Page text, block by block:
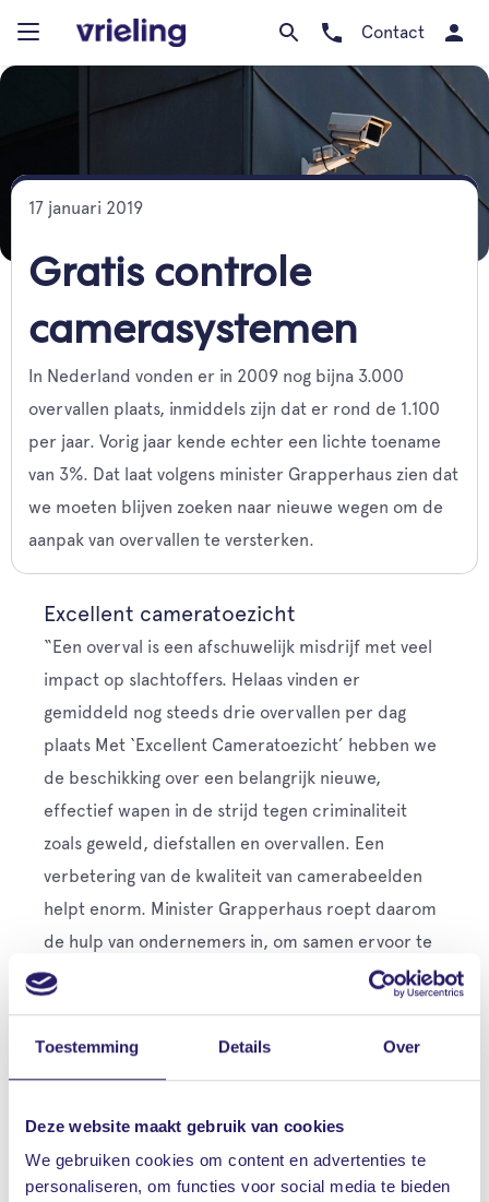
Toestemming Details Over
Deze website maakt gebruik van cookies
We gebruiken cookies om content en advertenties te
personaliseren, om functies voor social media te bieden
Contact
17 januari 2019
Gratis controle
camerasystemen
In Nederland vonden er in 2009 nog bijna 3.000
overvallen plaats, inmiddels zijn dat er rond de 1.100
per jaar. Vorig jaar kende echter een lichte toename
van 3%. Dat laat volgens minister Grapperhaus zien dat
we moeten blijven zoeken naar nieuwe wegen om de
aanpak van overvallen te versterken.
Excellent cameratoezicht
“Een overval is een afschuwelijk misdrijf met veel
impact op slachtoffers. Helaas vinden er
gemiddeld nog steeds drie overvallen per dag
plaats Met ‘Excellent Cameratoezicht’ hebben we
de beschikking over een belangrijk nieuwe,
effectief wapen in de strijd tegen criminaliteit
zoals geweld, diefstallen en overvallen. Een
verbetering van de kwaliteit van camerabeelden
helpt enorm. Minister Grapperhaus roept daarom
de hulp van ondernemers in, om samen ervoor te
zorgen dat de kwaliteit van die beelden toeneemt.
campagne in Haarlem. Ondernemers uit Noord-
aanvragen goed te kunnen verwerken. De
landelijke uitrol van de campagne volgt dit jaar.